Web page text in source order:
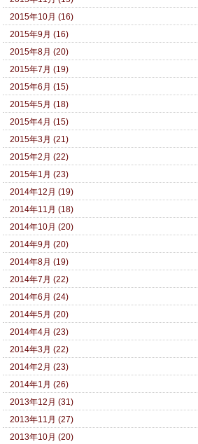
2015年10月 (16)
2015年9月 (16)
2015年8月 (20)
2015年7月 (19)
2015年6月 (15)
2015年5月 (18)
2015年4月 (15)
2015年3月 (21)
2015年2月 (22)
2015年1月 (23)
2014年12月 (19)
2014年11月 (18)
2014年10月 (20)
2014年9月 (20)
2014年8月 (19)
2014年7月 (22)
2014年6月 (24)
2014年5月 (20)
2014年4月 (23)
2014年3月 (22)
2014年2月 (23)
2014年1月 (26)
2013年12月 (31)
2013年11月 (27)
2013年10月 (20)